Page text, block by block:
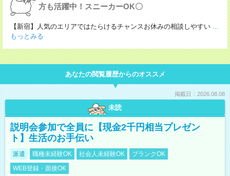
方も活躍中！スニーカーOK〇
【新宿】人気のエリアではたらけるチャンスお休みの相談しやすい ...
もっとみる
あなたの閲覧履歴からのオススメ
掲載日：2026.08.08
未読
説明会参加で全員に【現金2千円相当プレゼン
ト】生活のお手伝い
派遣 職種未経験OK 社会人未経験OK
ブランクOK
WEB登録・面接OK